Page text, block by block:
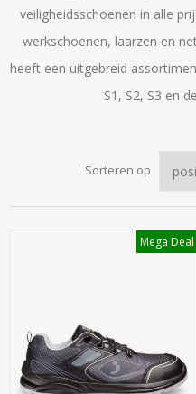
veiligheidsschoenen in alle
werkschoenen, laarzen en
heeft een uitgebreid
S1, S2, S3 en
Sorteren op
Mega Deal